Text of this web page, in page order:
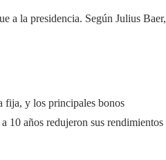
a la presidencia. Según Julius Baer,
fija, y los principales bonos
10 años redujeron sus rendimientos